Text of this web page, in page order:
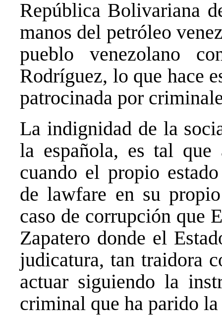
República Bolivariana
manos del petróleo
pueblo venezolano
Rodríguez, lo que hace
patrocinada por
La indignidad de la
la española, es tal que
cuando el propio
de lawfare en su
caso de corrupción que
Zapatero donde el
judicatura, tan traidora
actuar siguiendo la
criminal que ha parido